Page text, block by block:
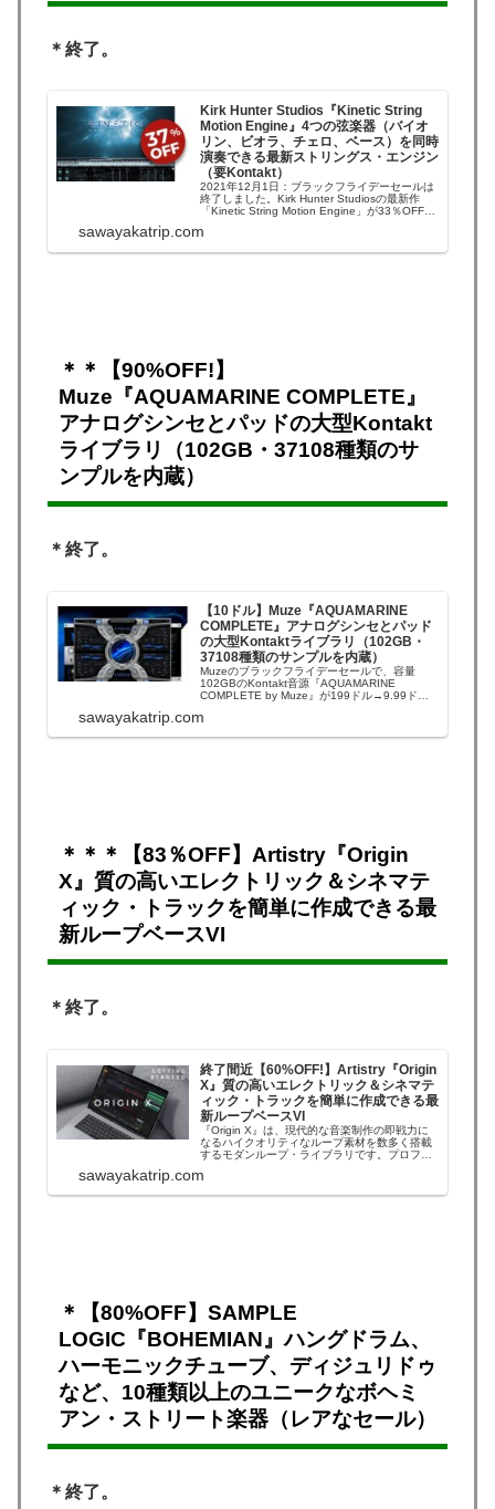
＊終了。
Kirk Hunter Studios『Kinetic String
Motion Engine』4つの弦楽器（バイオ
リン、ビオラ、チェロ、ベース）を同時
演奏できる最新ストリングス・エンジン
（要Kontakt）
2021年12月1日：ブラックフライデーセールは
終了しました。Kirk Hunter Studiosの最新作
「Kinetic String Motion Engine」が33％OFFの
ラックフライデー・フラッシュセール!Audio
sawayakatrip.com
＊＊【90%OFF!】
Muze『AQUAMARINE COMPLETE』
アナログシンセとパッドの大型Kontakt
ライブラリ（102GB・37108種類のサ
ンプルを内蔵）
＊終了。
【10ドル】Muze『AQUAMARINE
COMPLETE』アナログシンセとパッド
の大型Kontaktライブラリ（102GB・
37108種類のサンプルを内蔵）
Muzeのブラックフライデーセールで、容量
102GBのKontakt音源『AQUAMARINE
COMPLETE by Muze』が199ドル→9.99ドル
『AQUAMARINE COMPLETE』は、幅広い音
sawayakatrip.com
＊＊＊【83％OFF】Artistry『Origin
X』質の高いエレクトリック＆シネマテ
ィック・トラックを簡単に作成できる最
新ループベースVI
＊終了。
終了間近【60%OFF!】Artistry『Origin
X』質の高いエレクトリック＆シネマテ
ィック・トラックを簡単に作成できる最
新ループベースVI
『Origin X』は、現代的な音楽制作の即戦力に
なるハイクオリティなループ素材を数多く搭載
するモダンループ・ライブラリです。プロフェ
ク・サウンドを音楽制作に簡単に取り入れるこ
sawayakatrip.com
＊【80%OFF】SAMPLE
LOGIC『BOHEMIAN』ハングドラム、
ハーモニックチューブ、ディジュリドゥ
など、10種類以上のユニークなボヘミ
アン・ストリート楽器（レアなセール）
＊終了。